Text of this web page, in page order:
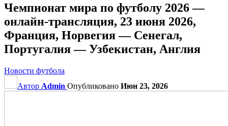
Чемпионат мира по футболу 2026 —
онлайн-трансляция, 23 июня 2026,
Франция, Норвегия — Сенегал,
Португалия — Узбекистан, Англия
Новости футбола
Автор Admin Опубликовано Июн 23, 2026